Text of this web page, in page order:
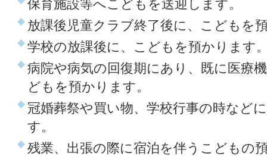
保育施設等へこどもを送迎します。
放課後児童クラブ終了後に、こどもを
学校の放課後に、こどもを預かります
病院や病気の回復期にあり、既に医療
どもを預かります。
冠婚葬祭や買い物、学校行事の時など
す。
残業、出張の際に宿泊を伴うこどもの